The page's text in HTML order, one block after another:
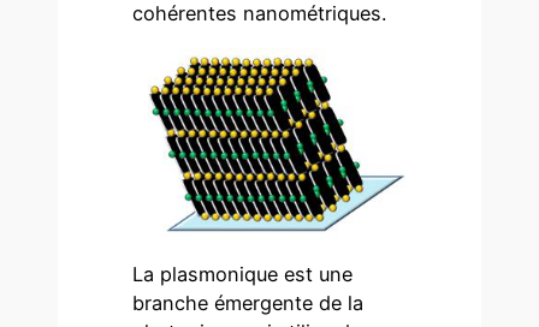
cohérentes nanométriques.
La plasmonique est une
branche émergente de la